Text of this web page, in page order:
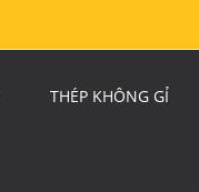
THÉP KHÔNG GỈ